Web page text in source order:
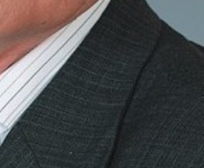
НАН України